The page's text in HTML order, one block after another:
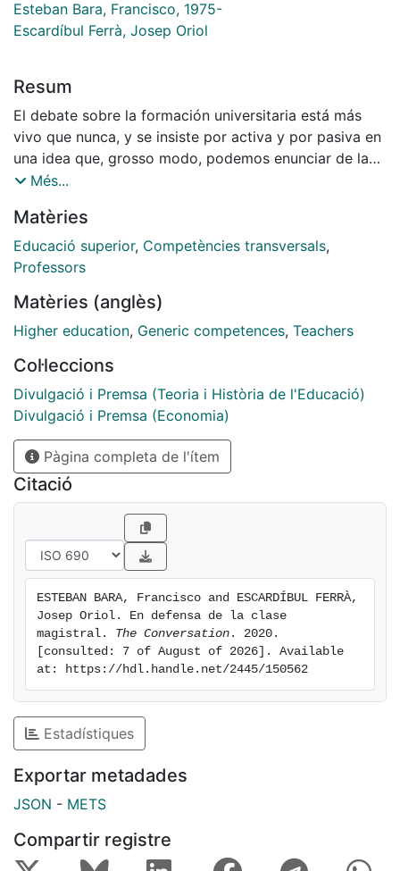
Esteban Bara, Francisco, 1975-
Escardíbul Ferrà, Josep Oriol
Resum
El debate sobre la formación universitaria está más
vivo que nunca, y se insiste por activa y por pasiva en
una idea que, grosso modo, podemos enunciar de la
siguiente manera: nuestros estudiantes viven en una
transversales o genéricas como específicas, según sea
el ámbito de conocimiento. Conclusión: la pedagogía
universitaria debe adaptarse a la actual situación que
Més...
Matèries
Educació superior, Competències transversals,
Professors
Matèries (anglès)
Higher education, Generic competences, Teachers
Col·leccions
Divulgació i Premsa (Teoria i Història de l'Educació)
Divulgació i Premsa (Economia)
Pàgina completa de l'ítem
Citació
ESTEBAN BARA, Francisco and ESCARDÍBUL FERRÀ,
Josep Oriol. En defensa de la clase
magistral. The Conversation . 2020.
[consulted: 7 of August of 2026]. Available
at: https://hdl.handle.net/2445/150562
Estadístiques
Exportar metadades
JSON - METS
Compartir registre